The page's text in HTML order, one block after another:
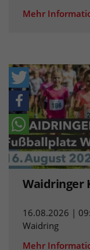
Mehr
Waidringer
16.08.2026 |
Waidring
Mehr